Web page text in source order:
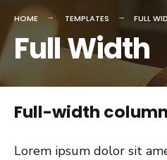
HOME TEMPLATES FULL
Full Width
Full-width column
Lorem ipsum dolor sit